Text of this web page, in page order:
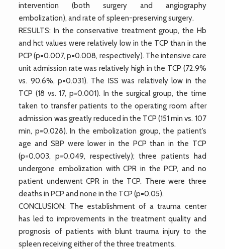
intervention (both surgery and angiography
embolization), and rate of spleen-preserving surgery.
RESULTS: In the conservative treatment group, the Hb
and hct values were relatively low in the TCP than in the
PCP (p=0.007, p=0.008, respectively). The intensive care
unit admission rate was relatively high in the TCP (72.9%
vs. 90.6%, p=0.031). The ISS was relatively low in the
TCP (18 vs. 17, p=0.001). In the surgical group, the time
taken to transfer patients to the operating room after
admission was greatly reduced in the TCP (151 min vs. 107
min, p=0.028). In the embolization group, the patient’s
age and SBP were lower in the PCP than in the TCP
(p=0.003, p=0.049, respectively); three patients had
undergone embolization with CPR in the PCP, and no
patient underwent CPR in the TCP. There were three
deaths in PCP and none in the TCP (p=0.05).
CONCLUSION: The establishment of a trauma center
has led to improvements in the treatment quality and
prognosis of patients with blunt trauma injury to the
spleen receiving either of the three treatments.